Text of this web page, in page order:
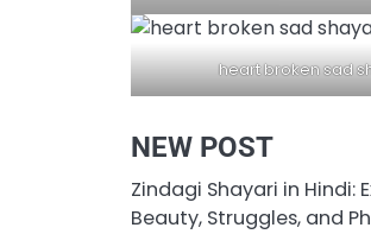
heart broken sad
NEW POST
Zindagi Shayari in Hindi:
Beauty, Struggles, and